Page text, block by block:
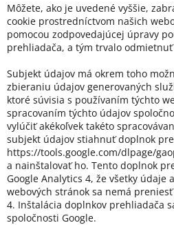
Môžete, ako je uvedené vyššie,
cookie prostredníctvom našich
pomocou zodpovedajúcej úpravy
prehliadača, a tým trvalo odmietnuť
Subjekt údajov má okrem toho
zbieraniu údajov generovaných
ktoré súvisia s používaním týchto
spracovaním týchto údajov
vylúčiť akékoľvek takéto
subjekt údajov stiahnuť doplnok
https://tools.google.com/dlpage/
a nainštalovať ho. Tento doplnok
Google Analytics 4, že všetky údaje
webových stránok sa nemá
4. Inštalácia doplnkov prehliadača
spoločnosti Google.